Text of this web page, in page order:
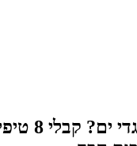
את מתה על